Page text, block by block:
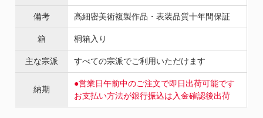
備考 高細密美術複製作品・表装品質十年間保証
箱 桐箱入り
主な宗派 すべての宗派でご利用いただけます
納期
●営業日午前中のご注文で即日出荷可能です
お支払い方法が銀行振込は入金確認後出荷